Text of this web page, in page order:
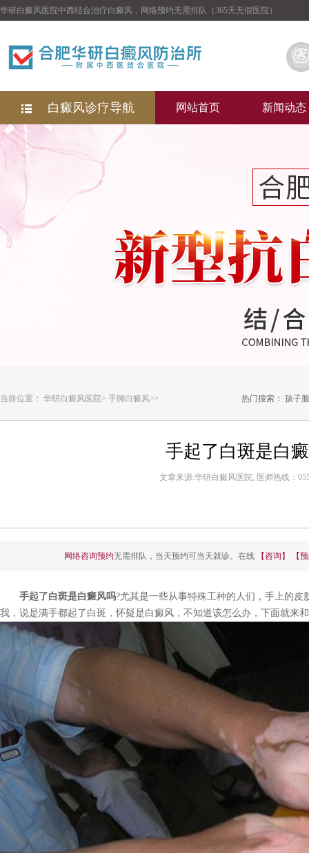
华研白癜风医院中西结合治疗白癜风，网络预约无需排队（365天无假医院）
白癜风诊疗导航 网站首页 新闻动态
当前位置： 华研白癜风医院> 手脚白癜风>> 热门搜索： 孩子
手起了白斑是白
文章来源:华研白癜风医院, 医师热线：
网络咨询预约无需排队，当天预约可当天就诊。在线 【咨询】 【
手起了白斑是白癜风吗?尤其是一些从事特殊工种的人们，手上的
我，说是满手都起了白斑，怀疑是白癜风，不知道该怎么办，下面就来
女性白癜风医师
孙定英 医师
青少年白癜风医师
高汝辉 医师